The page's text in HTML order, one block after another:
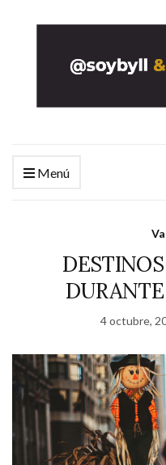
Menú
4 octubre,